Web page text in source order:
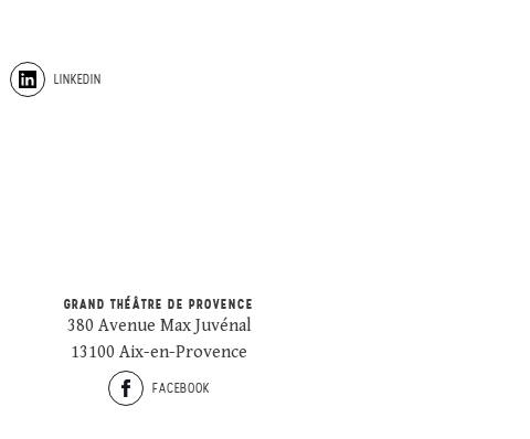
LINKEDIN
GRAND THÉÂTRE DE PROVENCE
380 Avenue Max Juvénal
13100 Aix-en-Provence
FACEBOOK